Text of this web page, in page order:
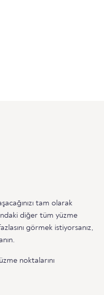
tam olarak
diğer tüm yüzme
görmek istiyorsanız,
noktalarını